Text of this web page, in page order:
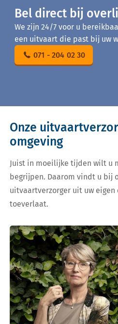
Bel direct bij
We zijn 24/7 voor u
een uitvaart die past bij uw
071 - 204 02 30
Onze
omgeving
Juist in moeilijke tijden wilt u
begrijpen. Daarom vindt u bij
uitvaartverzorger uit uw eigen
toeverlaat.